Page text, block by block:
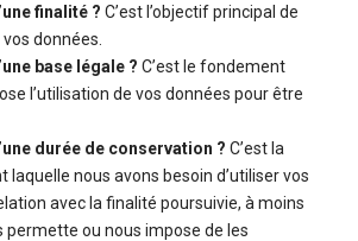
finalité ? C’est l’objectif principal de
données.
base légale ? C’est le fondement
l’utilisation de vos données pour être
durée de conservation ? C’est la
laquelle nous avons besoin d’utiliser vos
avec la finalité poursuivie, à moins
permette ou nous impose de les